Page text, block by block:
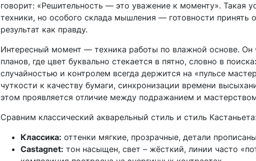
говорит: «Решительность — это уважение к моменту». Такая
техники, но особого склада мышления — готовности принять
результат как правду.
Интересный момент — техника работы по влажной основе. Он
планов, где цвет буквально стекается в пятно, словно в
случайностью и контролем всегда держится на «пульсе
чуткости к качеству бумаги, синхронизации времени
этом проявляется отличие между подражанием и
Сравним классический акварельный стиль и стиль Кастаньета:
Классика: оттенки мягкие, прозрачные, детали
Castagnet: тон насыщен, свет – жёсткий, линии часто